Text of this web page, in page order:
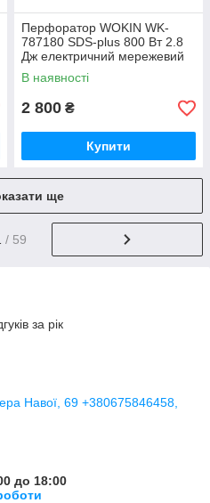
Перфоратор WOKIN WK-
787180 SDS-plus 800 Вт 2.8
Дж електричний мережевий
В наявності
2 800 ₴
Купити
ще
/ 59
за рік
Навої, 69 +380675846458,
до 18:00